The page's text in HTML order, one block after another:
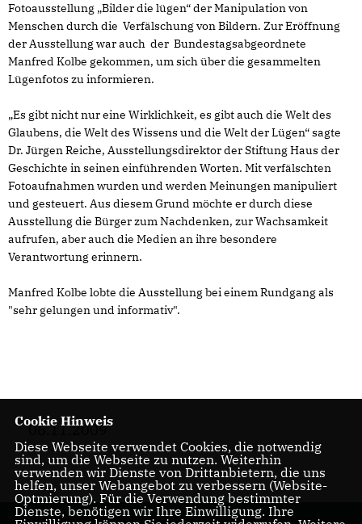
Fotoausstellung „Bilder die lügen“ der Manipulation von
Menschen durch die Verfälschung von Bildern. Zur Eröffnung
der Ausstellung war auch der Bundestagsabgeordnete
Manfred Kolbe gekommen, um sich über die gesammelten
Lügenfotos zu informieren.
Es gibt nicht nur eine Wirklichkeit, es gibt auch die Welt des
Glaubens, die Welt des Wissens und die Welt der Lügen“ sagte
Dr. Jürgen Reiche, Ausstellungsdirektor der Stiftung Haus der
Geschichte in seinen einführenden Worten. Mit verfälschten
Fotoaufnahmen wurden und werden Meinungen manipuliert
und gesteuert. Aus diesem Grund möchte er durch diese
Ausstellung die Bürger zum Nachdenken, zur Wachsamkeit
aufrufen, aber auch die Medien an ihre besondere
Verantwortung erinnern.
Manfred Kolbe lobte die Ausstellung bei einem Rundgang als
"sehr gelungen und informativ".
06.11.2009
Cookie Hinweis
Diese Webseite verwendet Cookies, die notwendig
sind, um die Webseite zu nutzen. Weiterhin
verwenden wir Dienste von Drittanbietern, die uns
helfen, unser Webangebot zu verbessern (Website-
Optmierung). Für die Verwendung bestimmter
Dienste, benötigen wir Ihre Einwilligung. Ihre